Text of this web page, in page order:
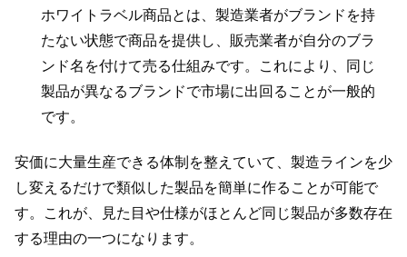
ホワイトラベル商品とは、製造業者がブランドを持
たない状態で商品を提供し、販売業者が自分のブラ
ンド名を付けて売る仕組みです。これにより、同じ
製品が異なるブランドで市場に出回ることが一般的
です。
安価に大量生産できる体制を整えていて、製造ラインを少
し変えるだけで類似した製品を簡単に作ることが可能で
す。これが、見た目や仕様がほとんど同じ製品が多数存在
する理由の一つになります。